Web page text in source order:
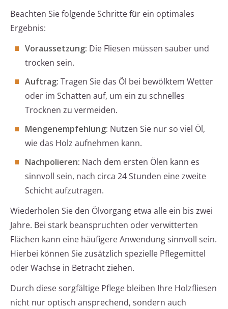
Beachten Sie folgende Schritte für ein optimales
Ergebnis:
Voraussetzung: Die Fliesen müssen sauber und
trocken sein.
Auftrag: Tragen Sie das Öl bei bewölktem Wetter
oder im Schatten auf, um ein zu schnelles
Trocknen zu vermeiden.
Mengenempfehlung: Nutzen Sie nur so viel Öl,
wie das Holz aufnehmen kann.
Nachpolieren: Nach dem ersten Ölen kann es
sinnvoll sein, nach circa 24 Stunden eine zweite
Schicht aufzutragen.
Wiederholen Sie den Ölvorgang etwa alle ein bis zwei
Jahre. Bei stark beanspruchten oder verwitterten
Flächen kann eine häufigere Anwendung sinnvoll sein.
Hierbei können Sie zusätzlich spezielle Pflegemittel
oder Wachse in Betracht ziehen.
Durch diese sorgfältige Pflege bleiben Ihre Holzfliesen
nicht nur optisch ansprechend, sondern auch